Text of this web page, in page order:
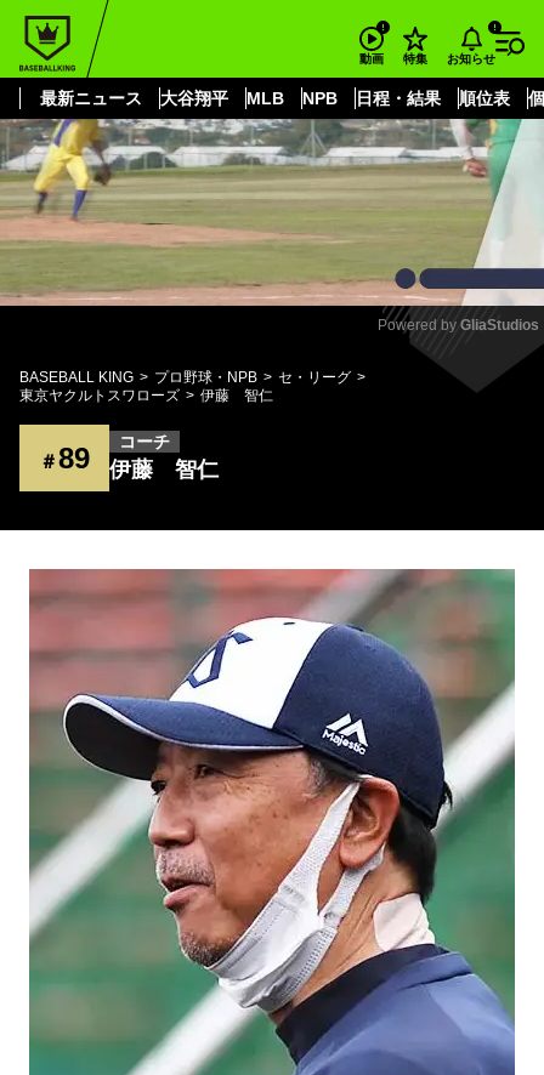
動画 特集 お知らせ
最新ニュース 大谷翔平 MLB NPB 日程・結果 順位表
もっと見る
Mute
Powered by GliaStudios
BASEBALL KING プロ野球・NPB
セ・リーグ
東京ヤクルトスワローズ
伊藤 智仁
＃89 コーチ
伊藤 智仁